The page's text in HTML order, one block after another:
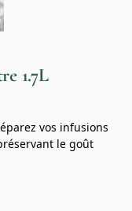
1.7L
vos infusions
le goût